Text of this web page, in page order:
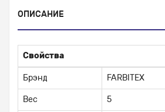
ОПИСАНИЕ
Свойства
Брэнд FARBITEX
Вес 5